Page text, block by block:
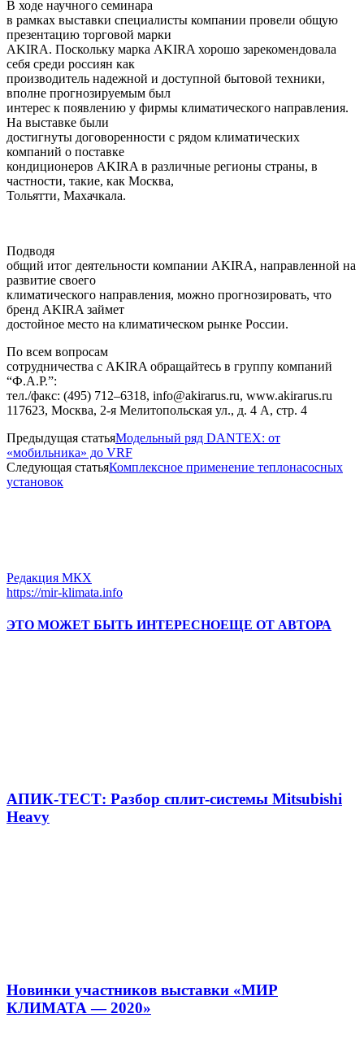
В ходе научного семинара
в рамках выставки специалисты компании провели общую
презентацию торговой марки
AKIRA. Поскольку марка AKIRAхорошо зарекомендовала
себя среди россиян как
производитель надежной и доступной бытовой техники,
вполне прогнозируемым был
интерес к появлению у фирмы климатического направления.
На выставке были
достигнуты договоренности с рядом климатических
компаний о поставке
кондиционеров AKIRAв различные регионы страны, в
частности, такие, как Москва,
Тольятти, Махачкала.
Подводя
общий итог деятельности компании AKIRA, направленной на
развитие своего
климатического направления, можно прогнозировать, что
бренд AKIRAзаймет
достойное место на климатическом рынке России.
По всем вопросам
сотрудничества с AKIRAобращайтесь в группу компаний
“Ф.А.Р.”:
тел./факс: (495) 712–6318, info@akirarus.ru, www.akirarus.ru
117623, Москва, 2-я Мелитопольская ул., д. 4 А, стр. 4
Предыдущая статьяМодельный ряд DANTEX: от
«мобильника» до VRF
Следующая статьяКомплексное применение теплонасосных
установок
Редакция МКХ
https://mir-klimata.info
ЭТО МОЖЕТ БЫТЬ ИНТЕРЕСНОЕЩЕ ОТ АВТОРА
АПИК-ТЕСТ: Разбор сплит-системы Mitsubishi
Heavy
Новинки участников выставки «МИР
КЛИМАТА — 2020»